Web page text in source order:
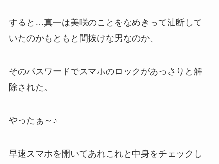
すると…真一は美咲のことをなめきって油断して
いたのかもともと間抜けな男なのか、
そのパスワードでスマホのロックがあっさりと解
除された。
やったぁ～♪
早速スマホを開いてあれこれと中身をチェックし